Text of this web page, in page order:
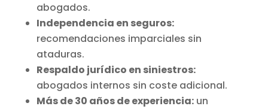
abogados.
Independencia en seguros:
recomendaciones imparciales sin
ataduras.
Respaldo jurídico en siniestros:
abogados internos sin coste adicional.
Más de 30 años de experiencia:un